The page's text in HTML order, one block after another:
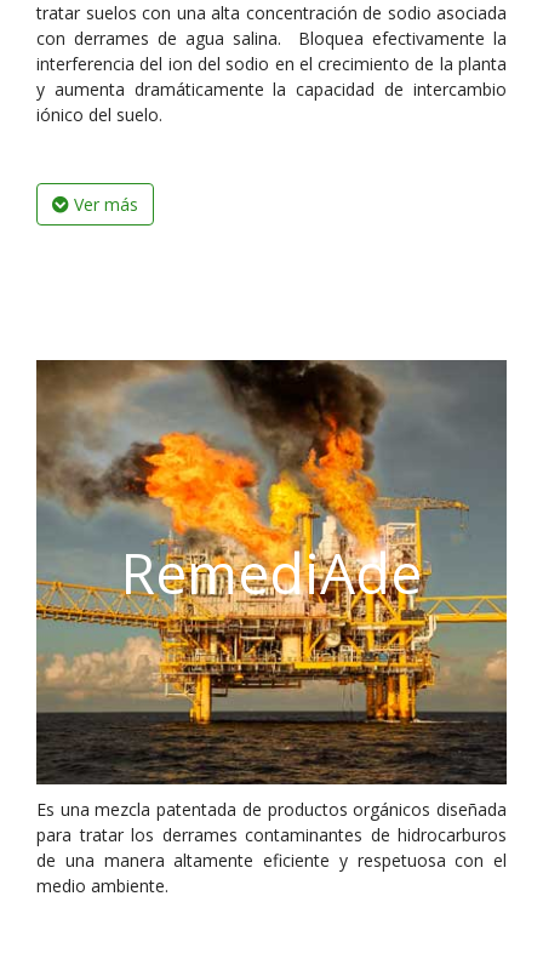
tratar suelos con una alta concentración de sodio asociada
con derrames de agua salina. Bloquea efectivamente la
interferencia del ion del sodio en el crecimiento de la planta
y aumenta dramáticamente la capacidad de intercambio
iónico del suelo.
Ver más
RemediAde
Es una mezcla patentada de productos orgánicos diseñada
para tratar los derrames contaminantes de hidrocarburos
de una manera altamente eficiente y respetuosa con el
medio ambiente.